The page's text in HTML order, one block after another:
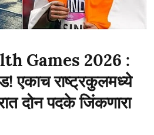
Games 2026 :
एकाच राष्ट्रकुलमध्ये
दोन पदके जिंकणारा